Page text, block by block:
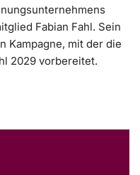
Fabian Fahl. Sein
Kampagne, mit der die
2029 vorbereitet.